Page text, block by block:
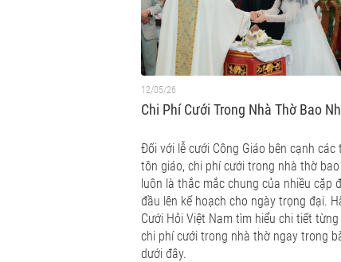
12/05/26
Chi Phí Cưới Trong Nhà Thờ Bao
Đối với lễ cưới Công Giáo bên cạnh các
tôn giáo, chi phí cưới trong nhà thờ bao
luôn là thắc mắc chung của nhiều cặp
đầu lên kế hoạch cho ngày trọng đại.
Cưới Hỏi Việt Nam tìm hiểu chi tiết
chi phí cưới trong nhà thờ ngay trong
dưới đây.